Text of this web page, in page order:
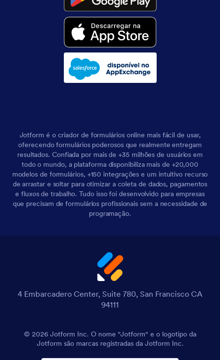
Jotform é o criador de formulários online mais fácil de usar,
oferecendo formulários poderosos que realmente entregam
resultados. Confiada por mais de +35 milhões de usuários em
todo o mundo, a plataforma disponibiliza mais de +20,000
modelos de formulários, +150 integrações e um intuitivo recurso
de arrastar e soltar para otimizar a coleta de dados, pagamentos
e fluxos de trabalho. Tudo isso foi desenvolvido para empresas
que precisam de formulários profissionais sem a necessidade de
programação.
4 Embarcadero Center, Suite 780, San Francisco CA
94111
© 2026 Jotform Inc. O nome "Jotform" e o logotipo da
Jotform são marcas registradas da Jotform Inc.